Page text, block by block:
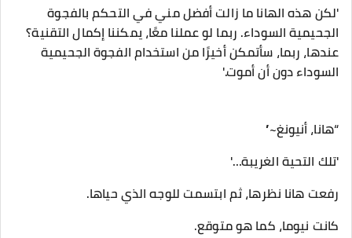
'لكن هذه الهانا ما زالت أفضل مني في التحكم بالفجوة
الجحيمية السوداء. ربما لو عملنا معًا، يمكننا إكمال التقنية؟
عندها، ربما، سأتمكن أخيرًا من استخدام الفجوة الجحيمية
السوداء دون أن أموت.'
“هانا، أنيونغ~”
'تلك التحية الغريبة…'
رفعت هانا نظرها، ثم ابتسمت للوجه الذي حياها.
كانت نيوما، كما هو متوقع.